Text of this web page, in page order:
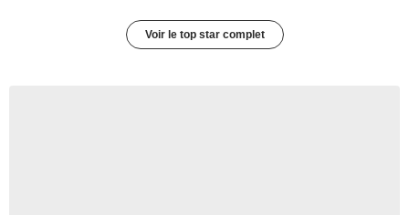
Voir le top star complet